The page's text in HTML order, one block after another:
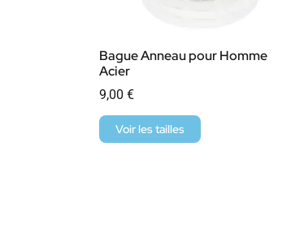
Bague Anneau pour Homme
Acier
9,00 €
Voir les tailles